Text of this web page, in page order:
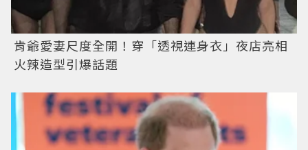
肯爺愛妻尺度全開！穿「透視連身衣」夜店亮相
火辣造型引爆話題